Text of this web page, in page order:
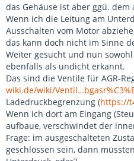
das Gehäuse ist aber ggü. dem
Wenn ich die Leitung am
Ausschalten vom Motor
das kann doch nicht im Sinne
Weiter gesucht und nun
ebenfalls als undicht erkannt.
Das sind die Ventile für AGR-
wiki.de/wiki/
Ladedruckbegrenzung (https://
Wenn ich dort am Eingang
aufbaue, verschwindet der
Frage: im ausgeschalteten
geschlossen sein, dann